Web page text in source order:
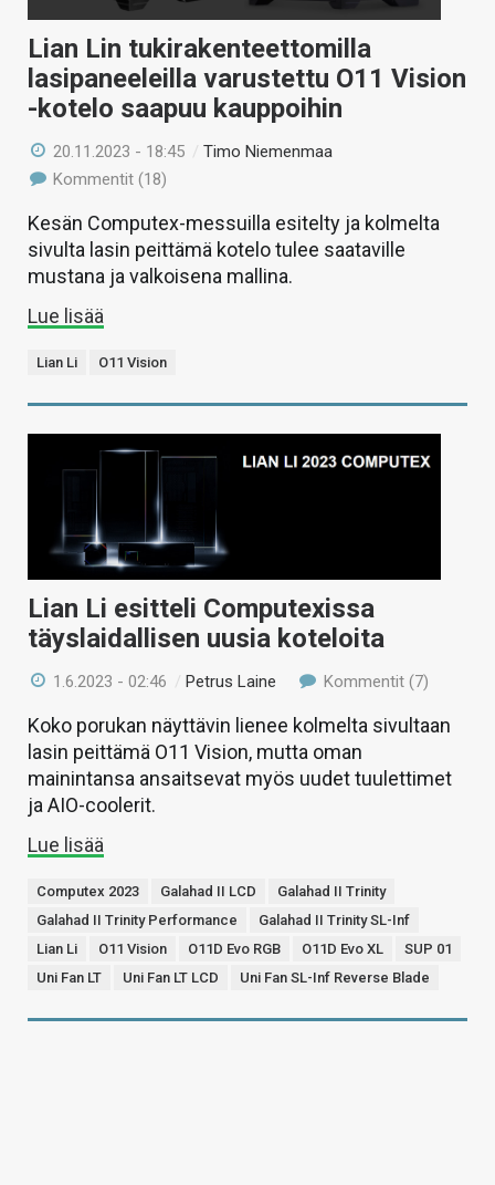
Lian Lin tukirakenteettomilla
lasipaneeleilla varustettu O11 Vision
-kotelo saapuu kauppoihin
20.11.2023 - 18:45 /Timo Niemenmaa
Kommentit (18)
Kesän Computex-messuilla esitelty ja kolmelta
sivulta lasin peittämä kotelo tulee saataville
mustana ja valkoisena mallina.
Lue lisää
Lian Li O11 Vision
Lian Li esitteli Computexissa
täyslaidallisen uusia koteloita
1.6.2023 - 02:46 /Petrus Laine Kommentit (7)
Koko porukan näyttävin lienee kolmelta sivultaan
lasin peittämä O11 Vision, mutta oman
mainintansa ansaitsevat myös uudet tuulettimet
ja AIO-coolerit.
Lue lisää
Computex 2023 Galahad II LCD
Galahad II Trinity
Galahad II Trinity Performance
Galahad II Trinity SL-Inf
Lian Li
O11 Vision O11D Evo RGB O11D Evo XL
SUP 01
Uni Fan LT
Uni Fan LT LCD Uni Fan SL-Inf Reverse Blade